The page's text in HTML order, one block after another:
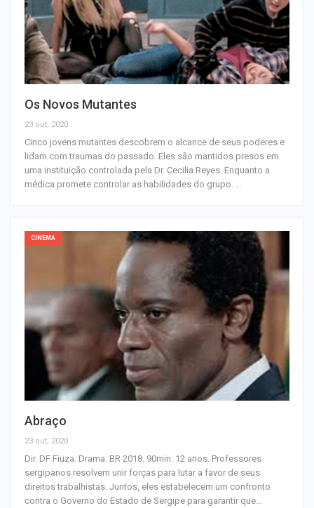
Os Novos Mutantes
23 out, 2020
Cinco jovens mutantes descobrem o alcance de seus poderes e
lidam com traumas do passado. Eles são mantidos presos em
uma instituição controlada pela Dr. Cecilia Reyes. Enquanto a
médica promete controlar as habilidades do grupo. …
CINEMA
Abraço
23 out, 2020
Dir. DF Fiuza. Drama. BR 2018. 90min. 12 anos. Professores
sergipanos resolvem unir forças para lutar a favor de seus
direitos trabalhistas. Juntos, eles estabelecem um confronto
contra o Governo do Estado de Sergipe para garantir que…